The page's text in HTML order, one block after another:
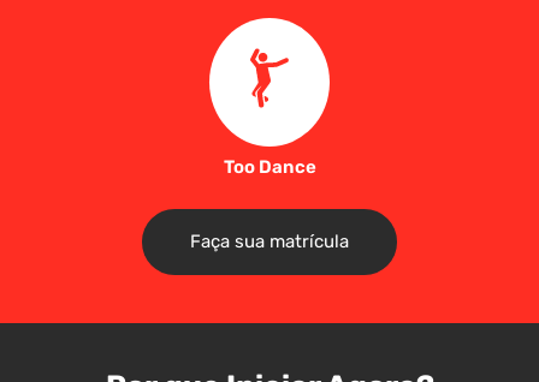
Too Dance
Faça sua matrícula